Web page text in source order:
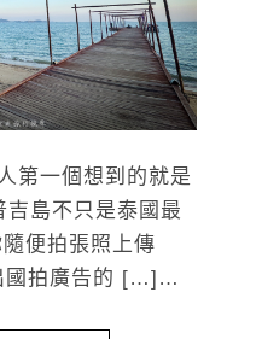
第一個想到的就是
島不只是泰國最
便拍張照上傳
國拍廣告的 […]…